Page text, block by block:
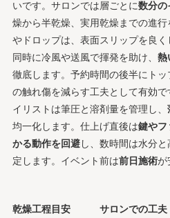
いです。サロンでは層ごとに数分の
燥から半乾燥、実用乾燥までの進
やドロップは、表面スリップを良く
同時に冷風や送風で揮発を助け、 熱
徹底します。予約時間の後半にト
の触れ傷を減らす工夫として有効
イリストは筆圧と溶剤量を管理し、
均一化します。仕上げ直後は鍵やフ
かる動作を回避し、数時間は水分
定します。イベント前は前日施術が
乾燥工程目安
サロンでの工夫